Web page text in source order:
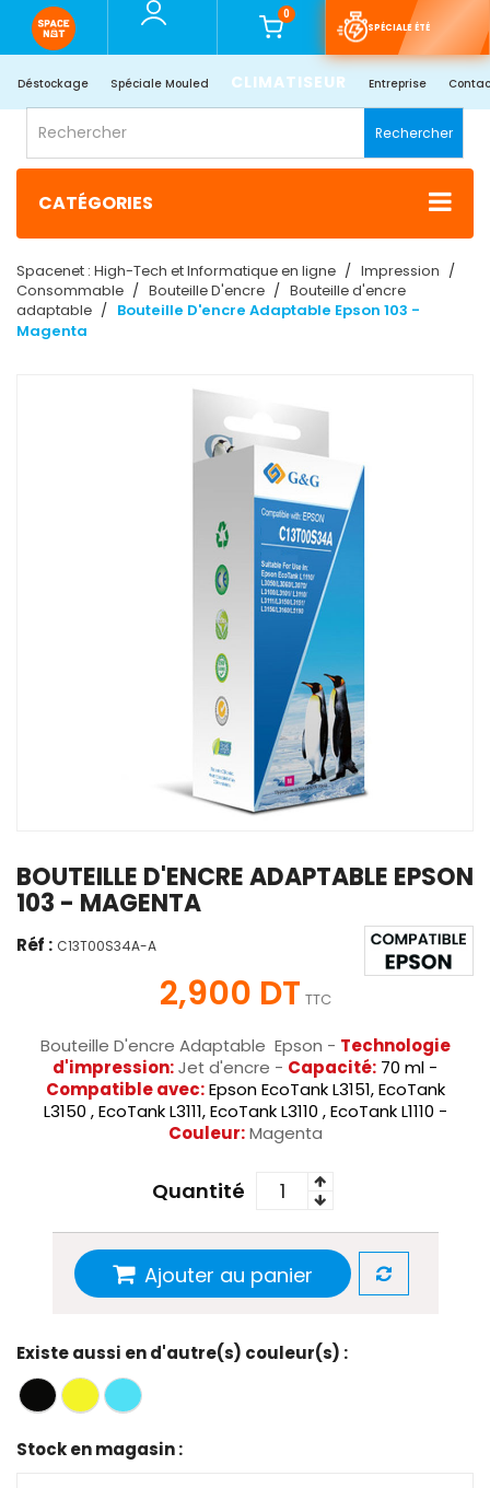
0
SPÉCIALE ÉTÉ
Déstockage Spéciale Mouled CLIMATISEUR Entreprise
Rechercher
CATÉGORIES
Spacenet : High-Tech et Informatique en ligne
Impression
Consommable
Bouteille D'encre
Bouteille d'encre
adaptable
Bouteille D'encre Adaptable Epson 103 -
Magenta
BOUTEILLE D'ENCRE ADAPTABLE EPSON
103 - MAGENTA
Réf : C13T00S34A-A
2,900 DT TTC
Bouteille D'encre Adaptable Epson - Technologie
d'impression:Jet d'encre - Capacité: 70 ml -
Compatible avec:Epson EcoTank L3151, EcoTank
L3150 , EcoTank L3111, EcoTank L3110 , EcoTank L1110 -
Couleur:Magenta
Quantité
Ajouter au panier
Existe aussi en d'autre(s) couleur(s) :
Stock en magasin :